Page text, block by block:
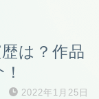
は？作品
2022年1月25日